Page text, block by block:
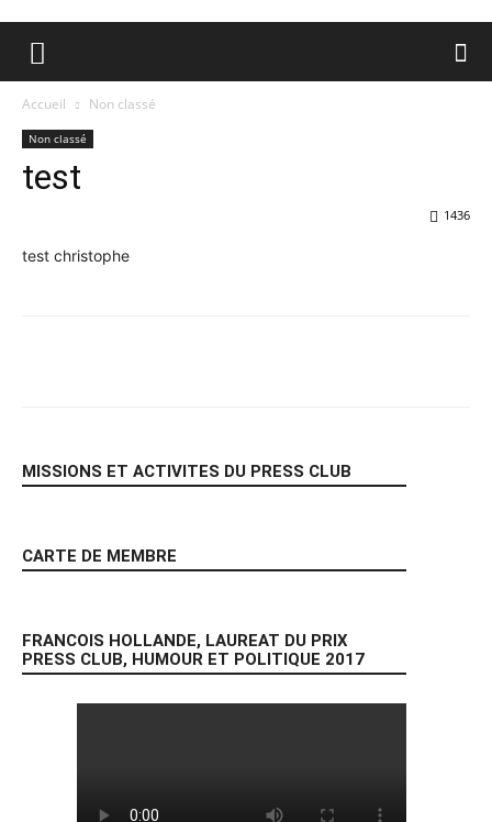
Accueil Non classé
Non classé
test
1436
test christophe
MISSIONS ET ACTIVITES DU PRESS CLUB
CARTE DE MEMBRE
FRANCOIS HOLLANDE, LAUREAT DU PRIX
PRESS CLUB, HUMOUR ET POLITIQUE 2017